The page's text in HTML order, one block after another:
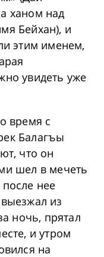
ханом над
Бейхан), и
этим именем,
увидеть уже
время с
Балагъы
что он
шел в мечеть
нее
из
ночь, прятал
и утром
на